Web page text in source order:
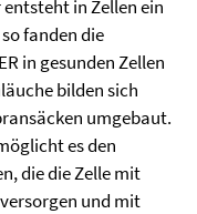
in Zellen ein
fanden die
in gesunden Zellen
bilden sich
umgebaut.
es den
die die Zelle mit
und mit